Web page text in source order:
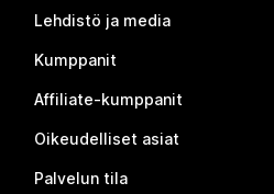
Lehdistö ja media
Kumppanit
Affiliate-kumppanit
Oikeudelliset asiat
Palvelun tila